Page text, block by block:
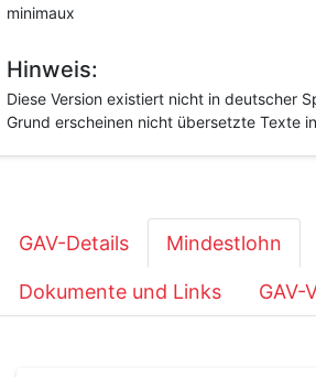
minimaux
Hinweis:
Diese Version existiert nicht in deutscher
Grund erscheinen nicht übersetzte Texte
GAV-Details Mindestlohn
Dokumente und Links GAV-